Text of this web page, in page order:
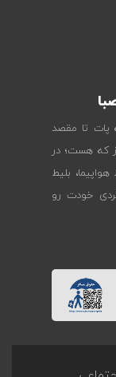
پات تا مقصد
که هست؛ در
بلیط
خودت رو